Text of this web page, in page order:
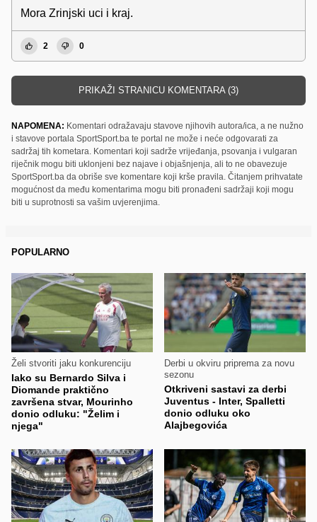
Mora Zrinjski uci i kraj.
2 0
PRIKAŽI STRANICU KOMENTARA (3)
NAPOMENA: Komentari odražavaju stavove njihovih autora/ica, a ne nužno
i stavove portala SportSport.ba te portal ne može i neće odgovarati za
sadržaj tih kometara. Komentari koji sadrže vrijeđanja, psovanja i vulgaran
riječnik mogu biti uklonjeni bez najave i objašnjenja, ali to ne obavezuje
SportSport.ba da obriše sve komentare koji krše pravila. Čitanjem prihvatate
mogućnost da među komentarima mogu biti pronađeni sadržaji koji mogu
biti u suprotnosti sa vašim uvjerenjima.
POPULARNO
Želi stvoriti jaku konkurenciju
Iako su Bernardo Silva i
Diomande praktično
završena stvar, Mourinho
donio odluku: "Želim i
njega"
Derbi u okviru priprema za novu
sezonu
Otkriveni sastavi za derbi
Juventus - Inter, Spalletti
donio odluku oko
Alajbegovića